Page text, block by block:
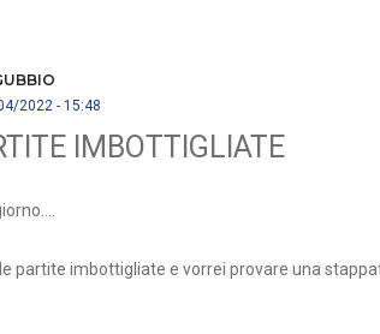
2022 - 15:48
IMBOTTIGLIATE
partite imbottigliate e vorrei provare una